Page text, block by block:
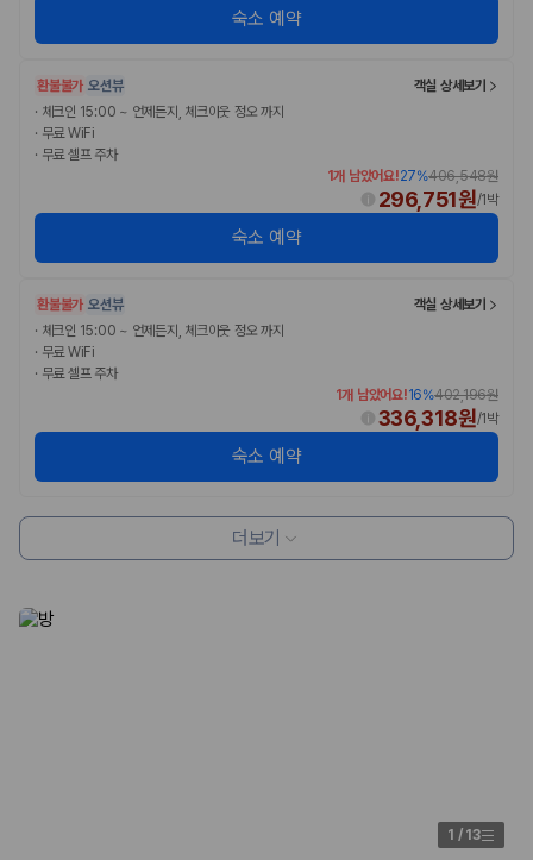
숙소 예약
환불불가 오션뷰
객실 상세보기
· 체크인 15:00 ~ 언제든지, 체크아웃 정오 까지
· 무료 WiFi
· 무료 셀프 주차
1개 남았어요!27%406,548원
296,751원/1박
숙소 예약
환불불가 오션뷰
객실 상세보기
· 체크인 15:00 ~ 언제든지, 체크아웃 정오 까지
· 무료 WiFi
· 무료 셀프 주차
1개 남았어요!16%402,196원
336,318원/1박
숙소 예약
더보기
1 / 13